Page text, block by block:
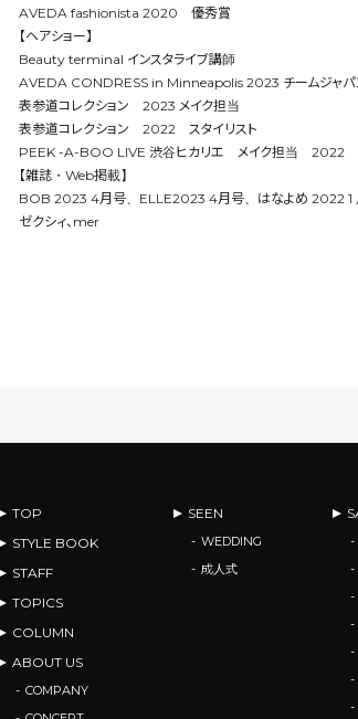
AVEDA fashionista 2020 優秀賞
【ヘアショー】
Beauty terminal インスタライブ講師
AVEDA CONDRESS in Minneapolis 2023 チームジャパ
表参道コレクション 2023 メイク担当
表参道コレクション 2022 スタイリスト
PEEK -A-BOO LIVE 渋谷ヒカリエ メイク担当 2022
【雑誌・Web掲載】
BOB 2023 4月号、ELLE2023 4月号、はなよめ 2022 1
ゼクシィ、mer
TOP
STYLE BOOK
STAFF
TOPICS
COLUMN
ABOUT US
COMPANY
SEEN
WEDDING
成人式